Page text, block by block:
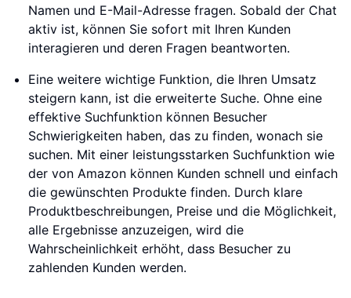
Namen und E-Mail-Adresse fragen. Sobald der Chat
aktiv ist, können Sie sofort mit Ihren Kunden
interagieren und deren Fragen beantworten.
Eine weitere wichtige Funktion, die Ihren Umsatz
steigern kann, ist die erweiterte Suche. Ohne eine
effektive Suchfunktion können Besucher
Schwierigkeiten haben, das zu finden, wonach sie
suchen. Mit einer leistungsstarken Suchfunktion wie
der von Amazon können Kunden schnell und einfach
die gewünschten Produkte finden. Durch klare
Produktbeschreibungen, Preise und die Möglichkeit,
alle Ergebnisse anzuzeigen, wird die
Wahrscheinlichkeit erhöht, dass Besucher zu
zahlenden Kunden werden.